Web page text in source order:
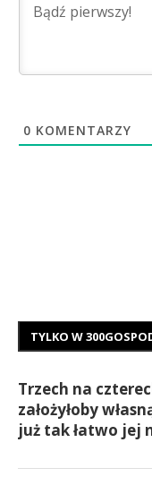
0 KOMENTARZY
TYLKO W
Trzech na
założyłoby
już tak łatwo jej